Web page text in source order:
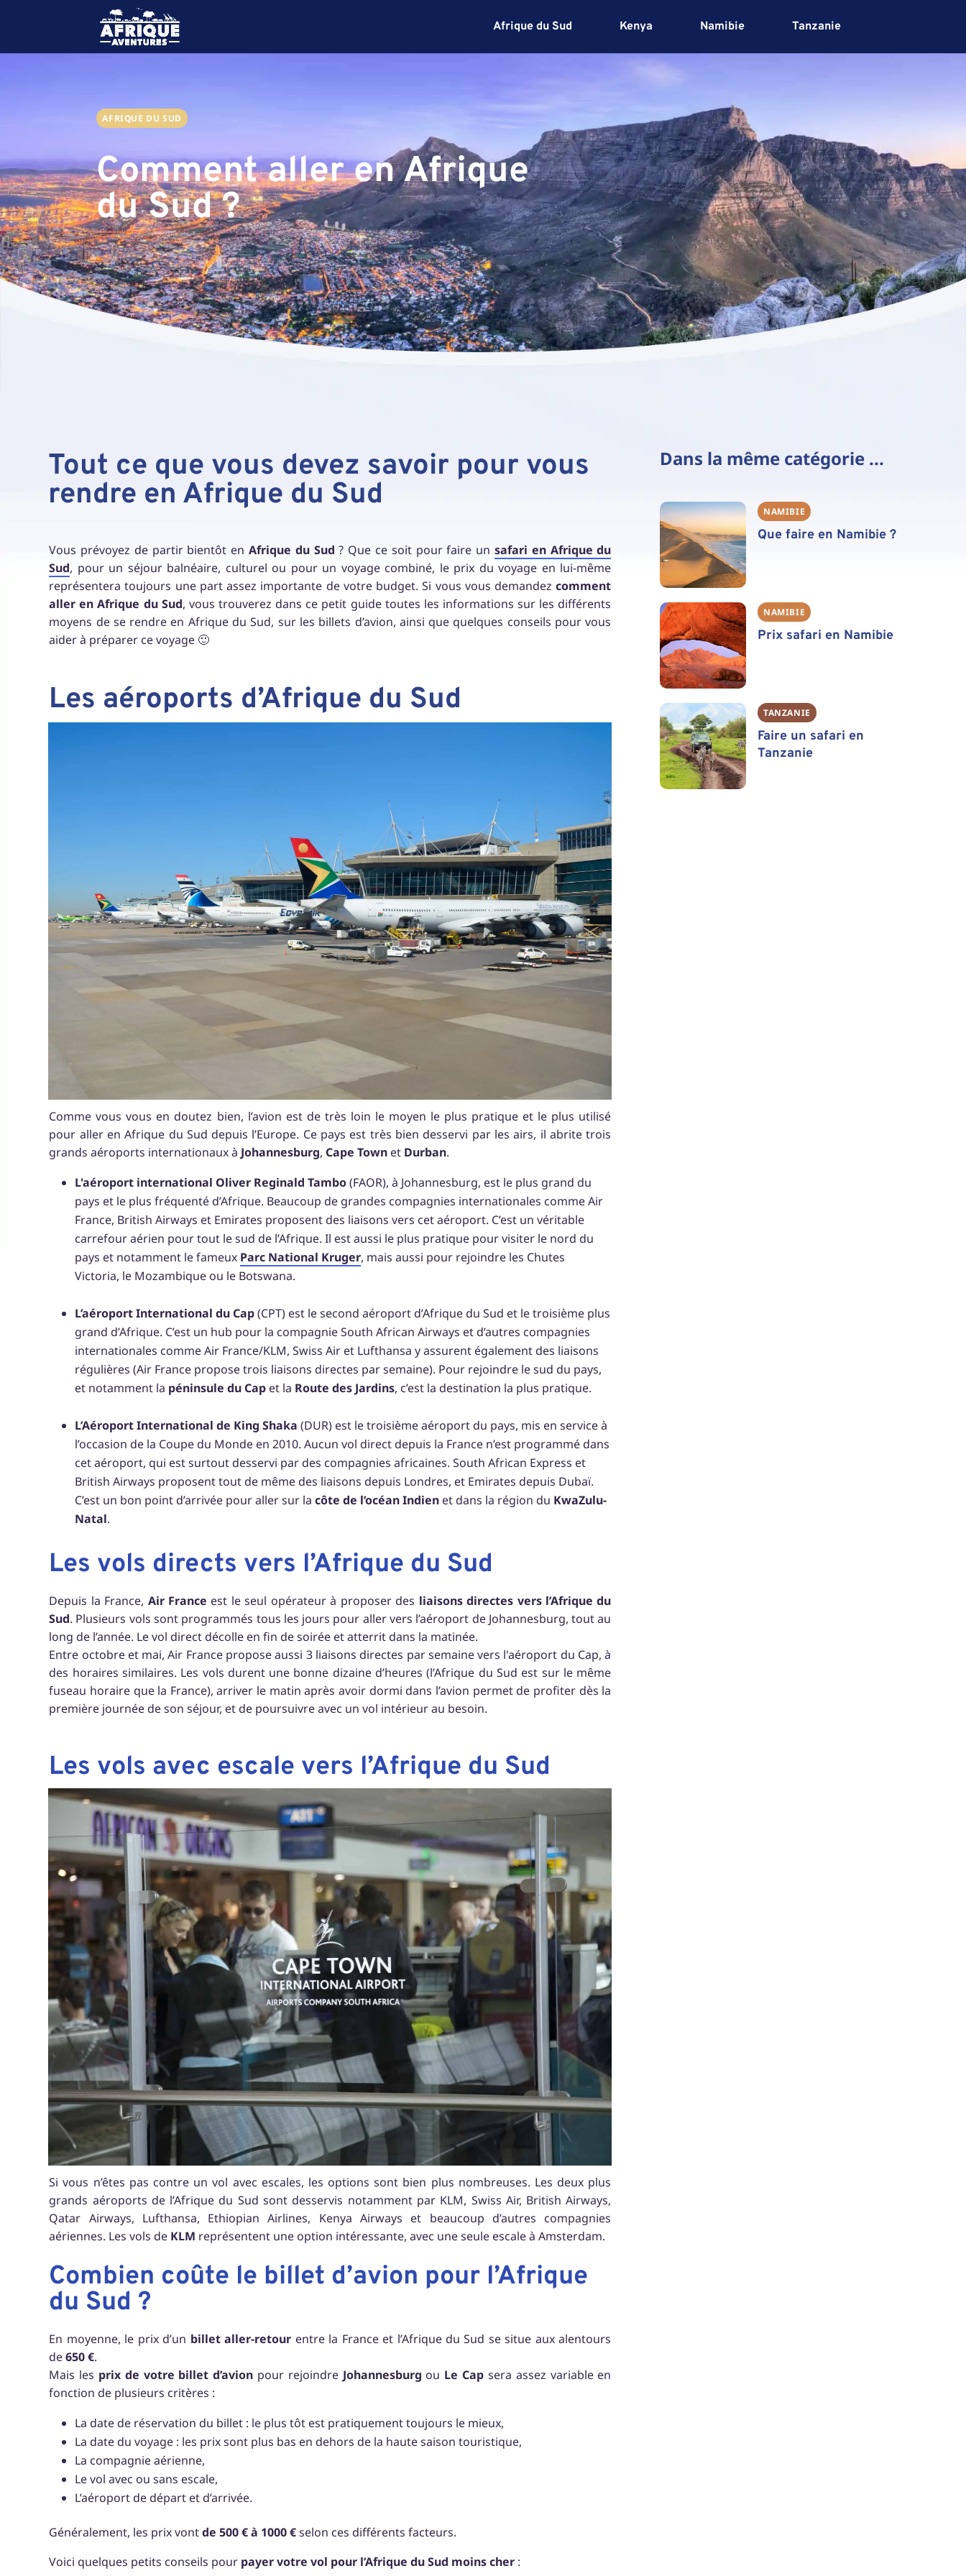
Afrique du Sud Kenya Namibie Tanzanie
AFRIQUE DU SUD
Comment aller en Afrique
du Sud ?
Tout ce que vous devez savoir pour vous
rendre en Afrique du Sud
Vous prévoyez de partir bientôt enAfrique du Sud ? Que ce soit pour faire unsafari en Afrique du
Sud, pour un séjour balnéaire, culturel ou pour un voyage combiné, le prix du voyage en lui-même
représentera toujours une part assez importante de votre budget. Si vous vous demandezcomment
aller en Afrique du Sud, vous trouverez dans ce petit guide toutes les informations sur les différents
moyens de se rendre en Afrique du Sud, sur les billets d’avion, ainsi que quelques conseils pour vous
aider à préparer ce voyage 🙂
Les aéroports d’Afrique du Sud
Comme vous vous en doutez bien, l’avion est de très loin le moyen le plus pratique et le plus utilisé
pour aller en Afrique du Sud depuis l’Europe. Ce pays est très bien desservi par les airs, il abrite trois
grands aéroports internationaux à Johannesburg, Cape Town et Durban.
L'aéroport international Oliver Reginald Tambo(FAOR), à Johannesburg, est le plus grand du
pays et le plus fréquenté d’Afrique. Beaucoup de grandes compagnies internationales comme Air
France, British Airways et Emirates proposent des liaisons vers cet aéroport. C’est un véritable
carrefour aérien pour tout le sud de l’Afrique. Il est aussi le plus pratique pour visiter le nord du
pays et notamment le fameux Parc National Kruger, mais aussi pour rejoindre les Chutes
Victoria, le Mozambique ou le Botswana.
L’aéroport International du Cap(CPT) est le second aéroport d’Afrique du Sud et le troisième plus
grand d’Afrique. C’est un hub pour la compagnie South African Airways et d’autres compagnies
internationales comme Air France/KLM, Swiss Air et Lufthansa y assurent également des liaisons
régulières (Air France propose trois liaisons directes par semaine). Pour rejoindre le sud du pays,
et notamment la péninsule du Cap et la Route des Jardins, c’est la destination la plus pratique.
L’Aéroport International de King Shaka (DUR) est le troisième aéroport du pays, mis en service à
l’occasion de la Coupe du Monde en 2010. Aucun vol direct depuis la France n’est programmé dans
cet aéroport, qui est surtout desservi par des compagnies africaines. South African Express et
British Airways proposent tout de même des liaisons depuis Londres, et Emirates depuis Dubaï.
C’est un bon point d’arrivée pour aller sur lacôte de l’océan Indien et dans la région du KwaZulu-
Natal.
Les vols directs vers l’Afrique du Sud
Depuis la France, Air France est le seul opérateur à proposer des liaisons directes vers l’Afrique du
Sud. Plusieurs vols sont programmés tous les jours pour aller vers l’aéroport de Johannesburg, tout au
long de l’année. Le vol direct décolle en fin de soirée et atterrit dans la matinée.
Entre octobre et mai, Air France propose aussi 3 liaisons directes par semaine vers l'aéroport du Cap, à
des horaires similaires. Les vols durent une bonne dizaine d’heures (l’Afrique du Sud est sur le même
fuseau horaire que la France), arriver le matin après avoir dormi dans l’avion permet de profiter dès la
première journée de son séjour, et de poursuivre avec un vol intérieur au besoin.
Les vols avec escale vers l’Afrique du Sud
Si vous n’êtes pas contre un vol avec escales, les options sont bien plus nombreuses. Les deux plus
grands aéroports de l’Afrique du Sud sont desservis notamment par KLM, Swiss Air, British Airways,
Qatar Airways, Lufthansa, Ethiopian Airlines, Kenya Airways et beaucoup d’autres compagnies
aériennes. Les vols de KLM représentent une option intéressante, avec une seule escale à Amsterdam.
Combien coûte le billet d’avion pour l’Afrique
du Sud ?
En moyenne, le prix d’un billet aller-retour entre la France et l’Afrique du Sud se situe aux alentours
de650 €.
Mais les prix de votre billet d’avion pour rejoindre Johannesburg ou Le Cap sera assez variable en
fonction de plusieurs critères :
La date de réservation du billet : le plus tôt est pratiquement toujours le mieux,
La date du voyage : les prix sont plus bas en dehors de la haute saison touristique,
La compagnie aérienne,
Le vol avec ou sans escale,
L’aéroport de départ et d’arrivée.
Généralement, les prix vontde 500 € à 1000 €selon ces différents facteurs.
Voici quelques petits conseils pour payer votre vol pour l’Afrique du Sud moins cher :
Dans la même catégorie ...
NAMIBIE
Que faire en Namibie ?
NAMIBIE
Prix safari en Namibie
TANZANIE
Faire un safari en
Tanzanie